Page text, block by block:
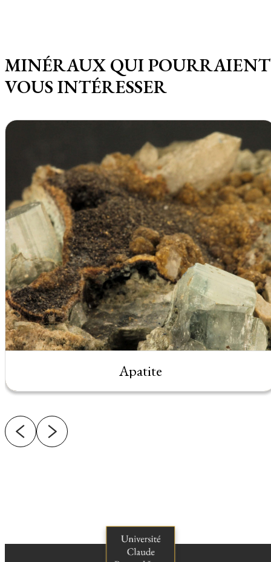
MINÉRAUX QUI POURRAIENT
VOUS INTÉRESSER
Apatite